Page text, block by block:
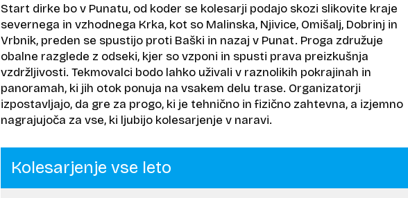
Start dirke bo v Punatu, od koder se kolesarji podajo skozi slikovite kraje
severnega in vzhodnega Krka, kot so Malinska, Njivice, Omišalj, Dobrinj in
Vrbnik, preden se spustijo proti Baški in nazaj v Punat. Proga združuje
obalne razglede z odseki, kjer so vzponi in spusti prava preizkušnja
vzdržljivosti. Tekmovalci bodo lahko uživali v raznolikih pokrajinah in
panoramah, ki jih otok ponuja na vsakem delu trase. Organizatorji
izpostavljajo, da gre za progo, ki je tehnično in fizično zahtevna, a izjemno
nagrajujoča za vse, ki ljubijo kolesarjenje v naravi.
Kolesarjenje vse leto